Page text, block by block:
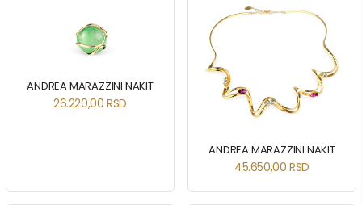
ANDREA MARAZZINI NAKIT
26.220,00RSD
ANDREA MARAZZINI NAKIT
45.650,00RSD